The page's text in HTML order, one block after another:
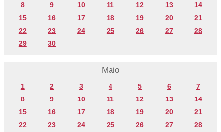
8
9 10 11 12 13
14
15
16 17 18 19 20
21
22
23 24 25 26 27
28
29
30
Maio
1 2 3 4 5 6
7
8
9 10 11 12 13
14
15
16 17 18 19 20
21
22
23 24 25 26 27
28